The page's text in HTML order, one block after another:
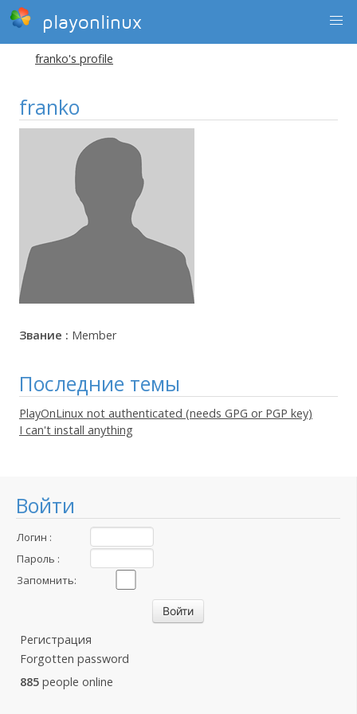
playonlinux
Войти
Логин :
Пароль :
Запомнить:
Регистрация
Forgotten password
885 people online
franko's profile
franko
Звание : Member
Последние темы
PlayOnLinux not authenticated (needs GPG or PGP key)
I can't install anything